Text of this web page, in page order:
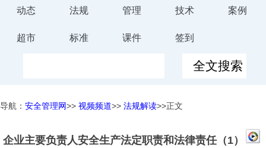
动态 法规 管理 技术 案例
超市 标准 课件 签到
导航： 安全管理网>> 视频频道>> 法规解读>>正文
企业主要负责人安全生产法定职责和法律责任（1）